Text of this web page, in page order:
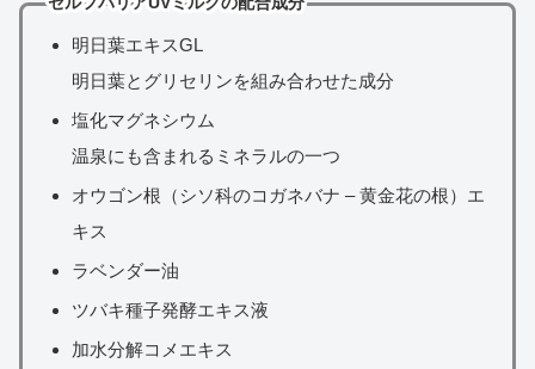
明日葉エキスGL
明日葉とグリセリンを組み合わせた成分
塩化マグネシウム
温泉にも含まれるミネラルの一つ
オウゴン根（シソ科のコガネバナ – 黄金花の根）エ
キス
ラベンダー油
ツバキ種子発酵エキス液
加水分解コメエキス